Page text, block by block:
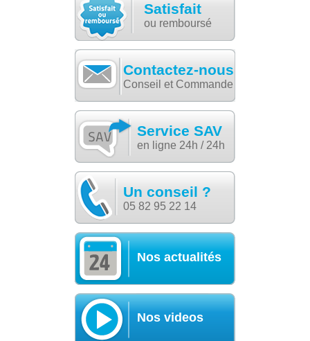
Satisfait
ou remboursé
Contactez-nous
Conseil et Commande
Service SAV
en ligne 24h / 24h
Un conseil ?
05 82 95 22 14
Nos actualités
Nos videos